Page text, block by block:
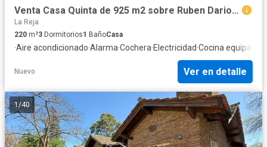
Venta Casa Quinta de 925 m2 sobre Ruben Dario - La Reja Sur
La Reja
220 m²3 Dormitorios1 BañoCasa
·Aire acondicionado·Alarma·Cochera·Electricidad·Cocina equipada
Nuevo Ver en detalle
1/40